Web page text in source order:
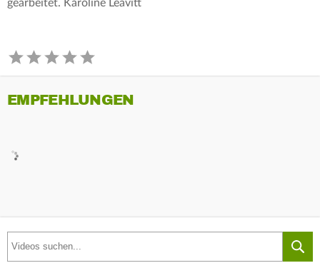
gearbeitet. Karoline Leavitt
EMPFEHLUNGEN